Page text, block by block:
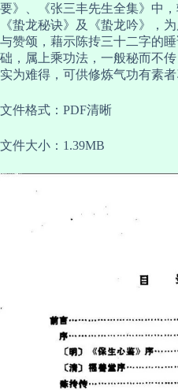
要》、《张三丰先生全集》中，
《蛰龙秘诀》及《蛰龙吟》，
与赞颂，藉示陈抟三十二字的
础，属上乘功法，一般秘而不
实为难得，可供修炼气功有素者
文件格式：PDF清晰
文件大小：1.39MB